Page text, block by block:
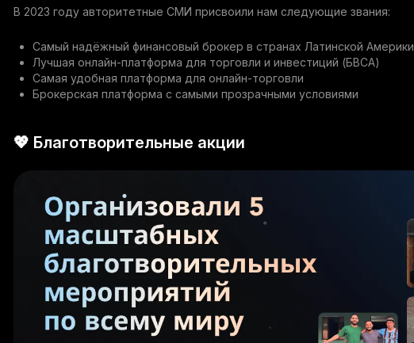
В 2023 году авторитетные СМИ присвоили нам следующие звания:
Самый надёжный финансовый брокер в странах Латинской Америки
Лучшая онлайн-платформа для торговли и инвестиций (БВСА)
Самая удобная платформа для онлайн-торговли
Брокерская платформа с самыми прозрачными условиями
💖 Благотворительные акции